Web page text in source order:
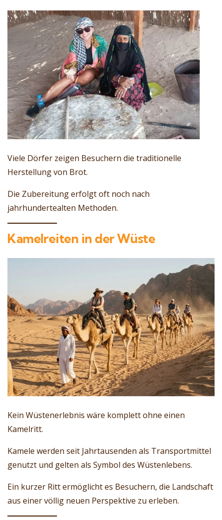
Viele Dörfer zeigen Besuchern die traditionelle
Herstellung von Brot.
Die Zubereitung erfolgt oft noch nach
jahrhundertealten Methoden.
Kamelreiten in der Wüste
Kein Wüstenerlebnis wäre komplett ohne einen
Kamelritt.
Kamele werden seit Jahrtausenden als Transportmittel
genutzt und gelten als Symbol des Wüstenlebens.
Ein kurzer Ritt ermöglicht es Besuchern, die Landschaft
aus einer völlig neuen Perspektive zu erleben.